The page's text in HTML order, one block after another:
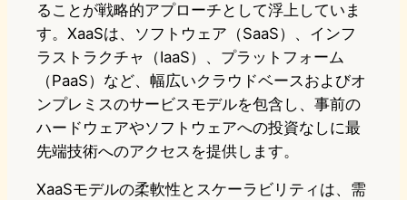
ることが戦略的アプローチとして浮上していま
す。XaaSは、ソフトウェア（SaaS）、インフ
ラストラクチャ（IaaS）、プラットフォーム
（PaaS）など、幅広いクラウドベースおよびオ
ンプレミスのサービスモデルを包含し、事前の
ハードウェアやソフトウェアへの投資なしに最
先端技術へのアクセスを提供します。
XaaSモデルの柔軟性とスケーラビリティは、需